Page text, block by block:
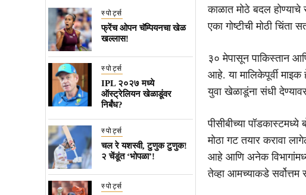
स्पोर्ट्स
फ्रेंच ओपन चॅम्पियनचा खेळ
खल्लास!
स्पोर्ट्स
IPL २०२७ मध्ये
ऑस्ट्रेलियन खेळाडूंवर
निर्बंध?
स्पोर्ट्स
चल रे यशस्वी, टुणुक टुणुक!
२ चेंडूंत ‘भोपळा’!
स्पोर्ट्स
काळात मोठे बदल
एका गोष्टीची मोठी चिंता
३० मेपासून पाकिस्तान
आहे. या मालिकेपूर्वी
युवा खेळाडूंना संधी
पीसीबीच्या
मोठा गट तयार करावा
आहे आणि अनेक
तेव्हा आमच्याकडे